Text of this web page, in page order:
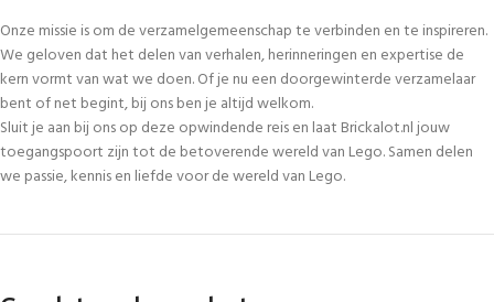
Onze missie is om de verzamelgemeenschap te verbinden en te inspireren.
We geloven dat het delen van verhalen, herinneringen en expertise de
kern vormt van wat we doen. Of je nu een doorgewinterde verzamelaar
bent of net begint, bij ons ben je altijd welkom.
Sluit je aan bij ons op deze opwindende reis en laat Brickalot.nl jouw
toegangspoort zijn tot de betoverende wereld van Lego. Samen delen
we passie, kennis en liefde voor de wereld van Lego.